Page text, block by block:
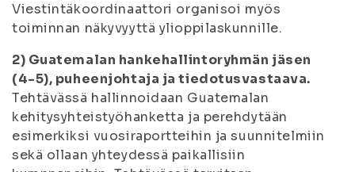
Viestintäkoordinaattori organisoi myös
toiminnan näkyvyyttä ylioppilaskunnille.
2) Guatemalan hankehallintoryhmän jäsen
(4-5), puheenjohtaja ja tiedotusvastaava.
Tehtävässä hallinnoidaan Guatemalan
kehitysyhteistyöhanketta ja perehdytään
esimerkiksi vuosiraportteihin ja suunnitelmiin
sekä ollaan yhteydessä paikallisiin